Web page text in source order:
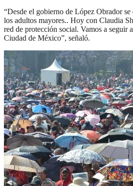
“Desde el gobierno de López Obrador
los adultos mayores.. Hoy con Claudia
red de protección social. Vamos a seguir
Ciudad de México”, señaló.